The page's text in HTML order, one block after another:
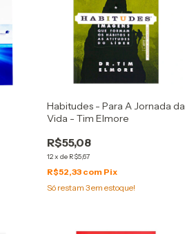
Habitudes - Para A Jornada da
Vida - Tim Elmore
R$55,08
12x de R$5,67
R$52,33 com Pix
Só restam 3em estoque!